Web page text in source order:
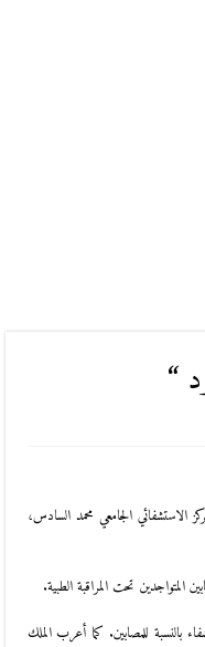
“
الاستشفائي الجامعي محمد السادس،
المتواجدين تحت المراقبة الطبية.
بالنسبة للمصابين. كما أعرب الملك